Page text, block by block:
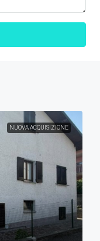
NUOVA ACQUISIZIONE